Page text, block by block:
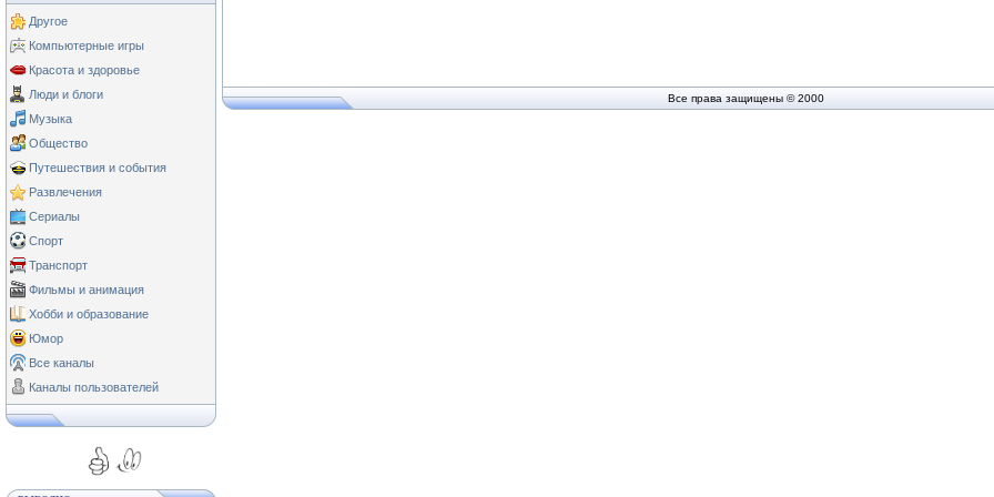
Другое
Компьютерные игры
Красота и здоровье
Люди и блоги
Музыка
Общество
Путешествия и события
Развлечения
Сериалы
Спорт
Транспорт
Фильмы и анимация
Хобби и образование
Юмор
Все каналы
Каналы пользователей
Все права защищены © 2000